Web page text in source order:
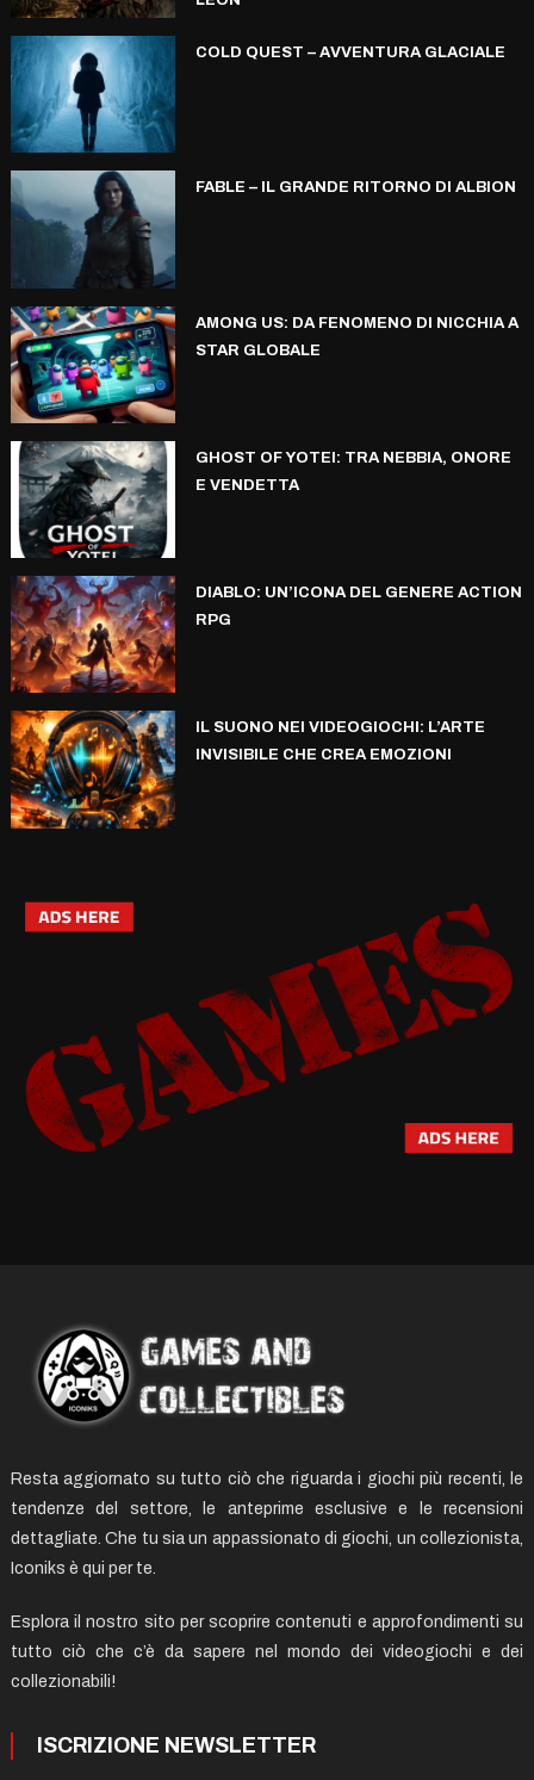
COLD QUEST – AVVENTURA GLACIALE
FABLE – IL GRANDE RITORNO DI ALBION
AMONG US: DA FENOMENO DI NICCHIA A
STAR GLOBALE
GHOST OF YOTEI: TRA NEBBIA, ONORE
E VENDETTA
DIABLO: UN’ICONA DEL GENERE ACTION
RPG
IL SUONO NEI VIDEOGIOCHI: L’ARTE
INVISIBILE CHE CREA EMOZIONI
Resta aggiornato su tutto ciò che riguarda i giochi più recenti, le
tendenze del settore, le anteprime esclusive e le recensioni
dettagliate. Che tu sia un appassionato di giochi, un collezionista,
Iconiks è qui per te.
Esplora il nostro sito per scoprire contenuti e approfondimenti su
tutto ciò che c’è da sapere nel mondo dei videogiochi e dei
collezionabili!
ISCRIZIONE NEWSLETTER